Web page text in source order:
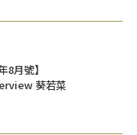
8月號】
葵若菜